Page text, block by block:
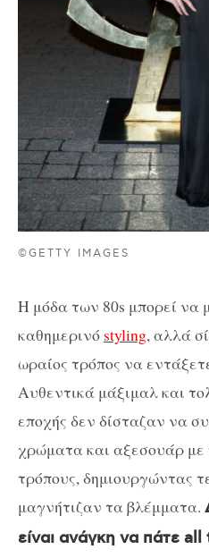
©GETTY IMAGES
Η μόδα των 80s μπορεί να
καθημερινό styling, αλλά
ωραίος τρόπος να
Αυθεντικά μάξιμαλ και
εποχής δεν δίσταζαν να
χρώματα και αξεσουάρ με
τρόπους, δημιουργώντας
μαγνήτιζαν τα βλέμματα.
είναι ανάγκη να πάτε